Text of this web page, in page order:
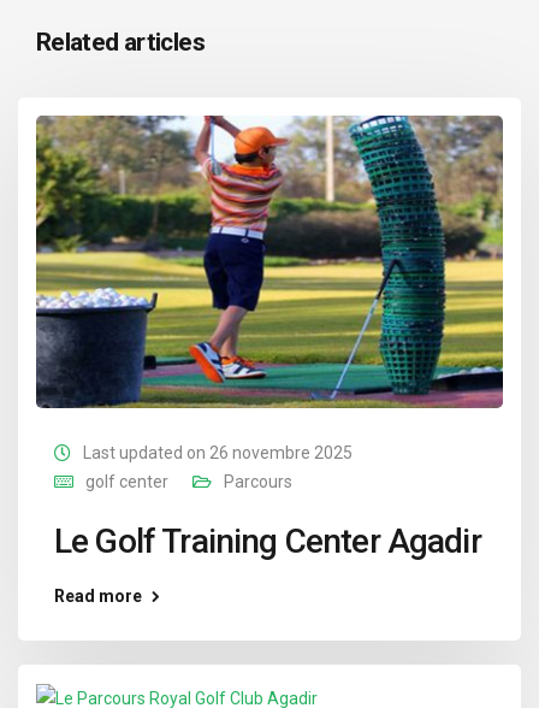
Related articles
Last updated on 26 novembre 2025
golf center
Parcours
Le Golf Training Center Agadir
Read more